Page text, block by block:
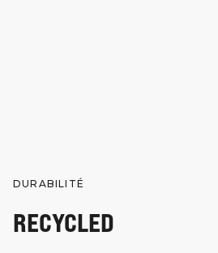
DURABILITÉ
RECYCLED